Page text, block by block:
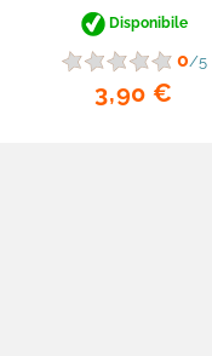
Disponibile
0/5
3,90 €